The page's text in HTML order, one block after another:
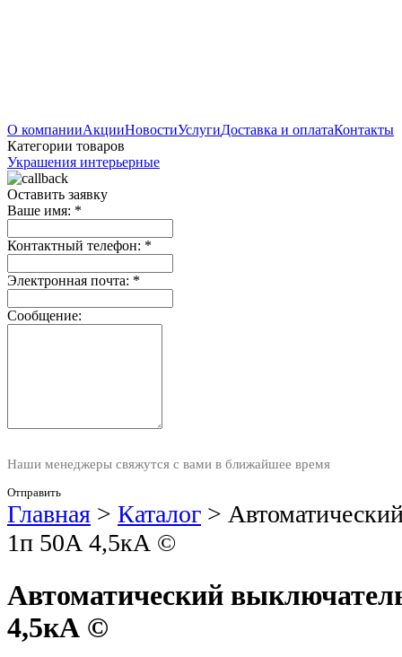
О компанииАкцииНовостиУслугиДоставка и оплатаКонтакты
Категории товаров
Украшения интерьерные
Оставить заявку
Ваше имя: *
Контактный телефон: *
Электронная почта: *
Сообщение:
Наши менеджеры свяжутся с вами в ближайшее время
Отправить
Главная > Каталог >
1п 50А 4,5кА ©
Автоматический
4,5кА ©